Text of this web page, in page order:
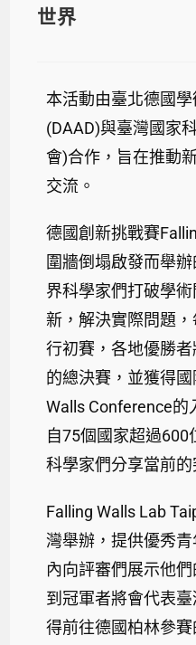
世界
本活動由臺北德國
(DAAD)與臺灣國家
會)合作，旨在推動
交流。
德國創新挑戰賽
圍牆倒塌啟發而舉
界科學家們打破學
新，解決實際問題
行初賽，各地優勝
的總決賽，並獲得
Walls Conference的
自75個國家超過
科學家們分享當前的
Falling Walls Lab
灣舉辦，提供優秀
內向評審們展示他
到冠軍者將會代表
得前往德國柏林參